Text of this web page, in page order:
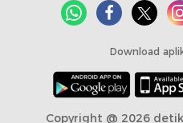
Download
Copyright @ 2026